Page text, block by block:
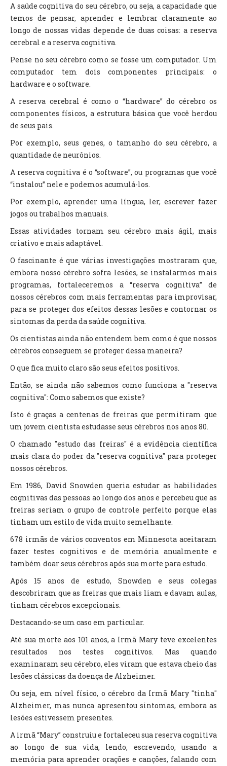
A saúde cognitiva do seu cérebro, ou seja, a capacidade que
temos de pensar, aprender e lembrar claramente ao
longo de nossas vidas depende de duas coisas: a reserva
cerebral e a reserva cognitiva.
Pense no seu cérebro como se fosse um computador. Um
computador tem dois componentes principais: o
hardware e o software.
A reserva cerebral é como o “hardware” do cérebro os
componentes físicos, a estrutura básica que você herdou
de seus pais.
Por exemplo, seus genes, o tamanho do seu cérebro, a
quantidade de neurônios.
A reserva cognitiva é o “software”, ou programas que você
“instalou” nele e podemos acumulá-los.
Por exemplo, aprender uma língua, ler, escrever fazer
jogos ou trabalhos manuais.
Essas atividades tornam seu cérebro mais ágil, mais
criativo e mais adaptável.
O fascinante é que várias investigações mostraram que,
embora nosso cérebro sofra lesões, se instalarmos mais
programas, fortaleceremos a “reserva cognitiva” de
nossos cérebros com mais ferramentas para improvisar,
para se proteger dos efeitos dessas lesões e contornar os
sintomas da perda da saúde cognitiva.
Os cientistas ainda não entendem bem como é que nossos
cérebros conseguem se proteger dessa maneira?
O que fica muito claro são seus efeitos positivos.
Então, se ainda não sabemos como funciona a "reserva
cognitiva": Como sabemos que existe?
Isto é graças a centenas de freiras que permitiram que
um jovem cientista estudasse seus cérebros nos anos 80.
O chamado "estudo das freiras" é a evidência científica
mais clara do poder da "reserva cognitiva" para proteger
nossos cérebros.
Em 1986, David Snowden queria estudar as habilidades
cognitivas das pessoas ao longo dos anos e percebeu que as
freiras seriam o grupo de controle perfeito porque elas
tinham um estilo de vida muito semelhante.
678 irmãs de vários conventos em Minnesota aceitaram
fazer testes cognitivos e de memória anualmente e
também doar seus cérebros após sua morte para estudo.
Após 15 anos de estudo, Snowden e seus colegas
descobriram que as freiras que mais liam e davam aulas,
tinham cérebros excepcionais.
Destacando-se um caso em particular.
Até sua morte aos 101 anos, a Irmã Mary teve excelentes
resultados nos testes cognitivos. Mas quando
examinaram seu cérebro, eles viram que estava cheio das
lesões clássicas da doença de Alzheimer.
Ou seja, em nível físico, o cérebro da Irmã Mary "tinha"
Alzheimer, mas nunca apresentou sintomas, embora as
lesões estivessem presentes.
A irmã “Mary” construiu e fortaleceu sua reserva cognitiva
ao longo de sua vida, lendo, escrevendo, usando a
memória para aprender orações e canções, falando com